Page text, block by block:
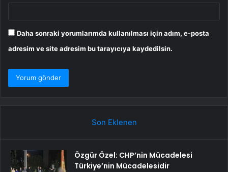
Daha sonraki yorumlarımda kullanılması için adım, e-posta
adresim ve site adresim bu tarayıcıya kaydedilsin.
Son Eklenen
Özgür Özel: CHP’nin Mücadelesi
Türkiye’nin Mücadelesidir